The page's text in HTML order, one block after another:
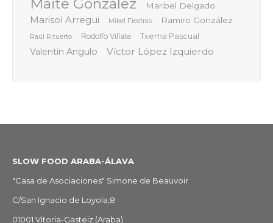
Maite González Maribel Delgado
Marisol Arregui Mikel Fiestras Ramiro González
Raúl Rituerto Rodolfo Villate Txema Pascual
Valentín Angulo Víctor López Izquierdo
SLOW FOOD ARABA-ÁLAVA
"Casa de Asociaciones" Simone de Beauvoir
C/San Ignacio de Loyola,8
01001 Vitoria-Gasteiz (Araba)